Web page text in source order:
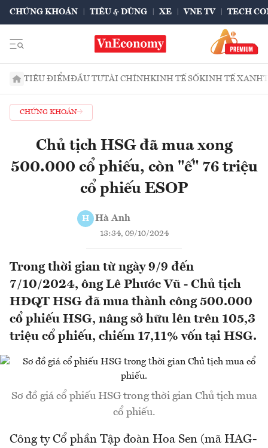
CHỨNG KHOÁN TIÊU & DÙNG XE VNE TV TECH
TIÊU ĐIỂMĐẦU TƯTÀI CHÍNHKINH TẾ SỐKINH TẾ XANH
CHỨNG KHOÁN
Chủ tịch HSG đã mua xong
500.000 cổ phiếu, còn "ế" 76 triệu
cổ phiếu ESOP
H Hà Anh
13:34, 09/10/2024
Trong thời gian từ ngày 9/9 đến
7/10/2024, ông Lê Phước Vũ - Chủ tịch
HĐQT HSG đã mua thành công 500.000
cổ phiếu HSG, nâng sở hữu lên trên 105,3
triệu cổ phiếu, chiếm 17,11% vốn tại HSG.
Sơ đồ giá cổ phiếu HSG trong thời gian Chủ tịch mua
cổ phiếu.
Công ty Cổ phần Tập đoàn Hoa Sen (mã HAG-